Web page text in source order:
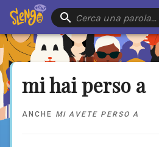
Cerca una parola…
mi hai perso a
ANCHE MI AVETE PERSO A